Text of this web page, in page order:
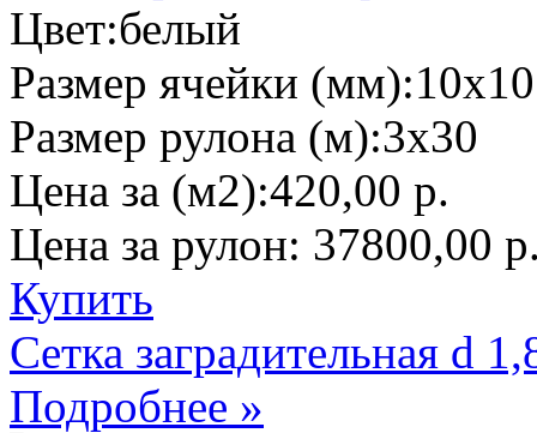
Цвет:белый
Размер ячейки (мм):10х10
Размер рулона (м):3х30
Цена за (м2):420,00 р.
Цена за рулон: 37800,00
Купить
Сетка заградительная d
Подробнее »